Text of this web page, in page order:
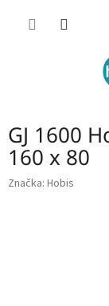
GJ 1600
160 x 80
Značka: Hobis